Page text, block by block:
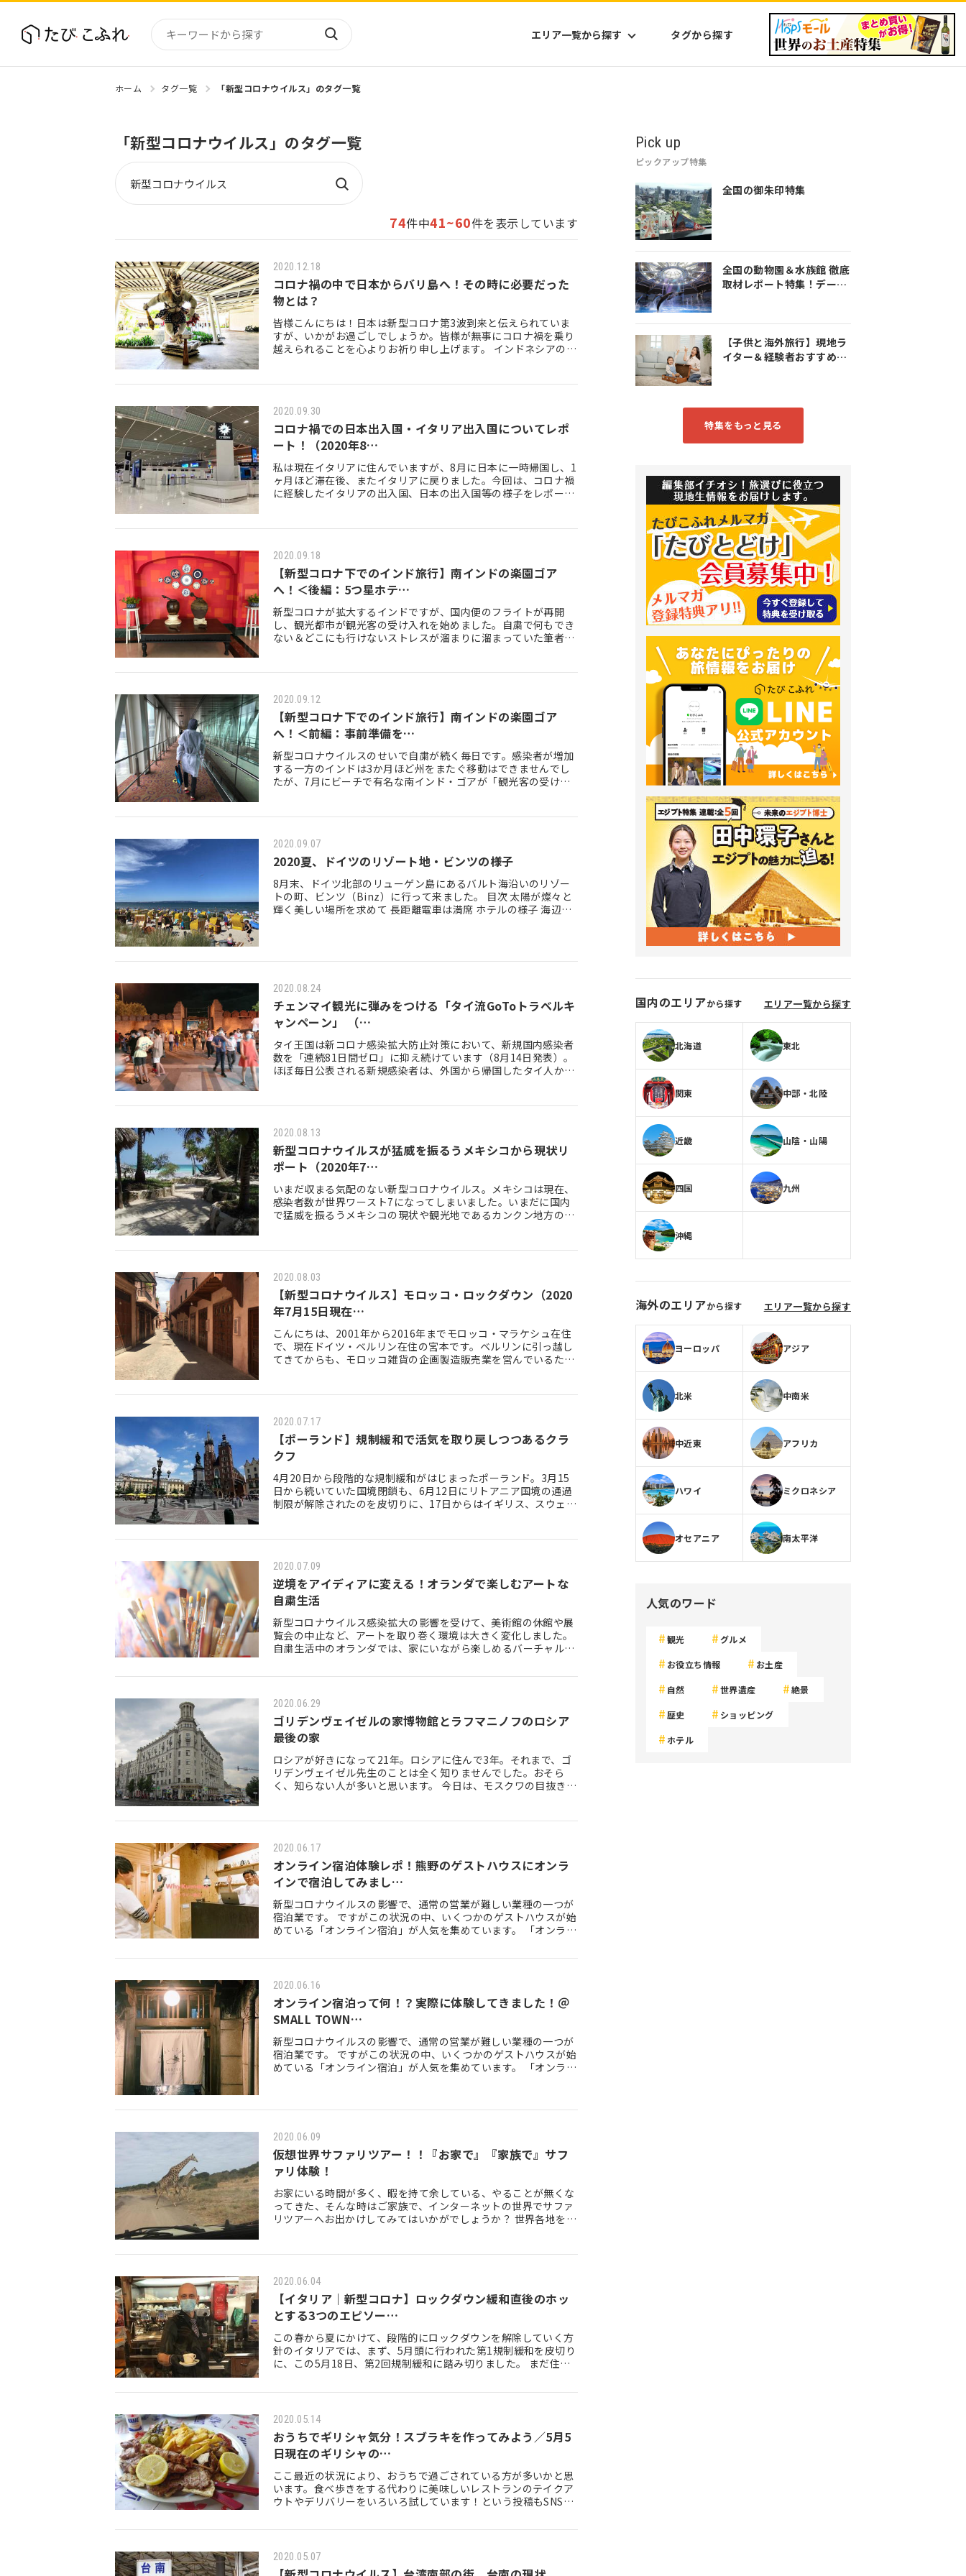
エリア一覧から探す タグから探す
東北
関東
近畿
四国
ホーム タグ一覧 「新型コロナウイルス」のタグ一覧
「新型コロナウイルス」のタグ一覧
74件中41~60件を表示しています
2020.12.18
コロナ禍の中で日本からバリ島へ！その時に必要だった
物とは？
皆様こんにちは！日本は新型コロナ第3波到来と伝えられていま
すが、いかがお過ごしでしょうか。皆様が無事にコロナ禍を乗り
越えられることを心よりお祈り申し上げます。 インドネシアの状
2020.09.30
コロナ禍での日本出入国・イタリア出入国についてレポ
ート！（2020年8…
私は現在イタリアに住んでいますが、8月に日本に一時帰国し、1
ヶ月ほど滞在後、またイタリアに戻りました。今回は、コロナ禍
に経験したイタリアの出入国、日本の出入国等の様子をレポート
2020.09.18
【新型コロナ下でのインド旅行】南インドの楽園ゴア
へ！＜後編：5つ星ホテ…
新型コロナが拡大するインドですが、国内便のフライトが再開
し、観光都市が観光客の受け入れを始めました。自粛で何もでき
ない＆どこにも行けないストレスが溜まりに溜まっていた筆者
2020.09.12
【新型コロナ下でのインド旅行】南インドの楽園ゴア
へ！＜前編：事前準備を…
新型コロナウイルスのせいで自粛が続く毎日です。感染者が増加
する一方のインドは3か月ほど州をまたぐ移動はできませんでし
たが、7月にビーチで有名な南インド・ゴアが「観光客の受け入
2020.09.07
2020夏、ドイツのリゾート地・ビンツの様子
8月末、ドイツ北部のリューゲン島にあるバルト海沿いのリゾー
トの町、ビンツ（Binz）に行って来ました。 目次 太陽が燦々と
輝く美しい場所を求めて 長距離電車は満席 ホテルの様子 海辺は
2020.08.24
チェンマイ観光に弾みをつける「タイ流GoToトラベルキ
ャンペーン」 （…
タイ王国は新コロナ感染拡大防止対策において、新規国内感染者
数を「連続81日間ゼロ」に抑え続けています（8月14日発表）。
ほぼ毎日公表される新規感染者は、外国から帰国したタイ人か、
2020.08.13
新型コロナウイルスが猛威を振るうメキシコから現状リ
ポート（2020年7…
いまだ収まる気配のない新型コロナウイルス。メキシコは現在、
感染者数が世界ワースト7になってしまいました。いまだに国内
で猛威を振るうメキシコの現状や観光地であるカンクン地方の観
2020.08.03
【新型コロナウイルス】モロッコ・ロックダウン（2020
年7月15日現在…
こんにちは、2001年から2016年までモロッコ・マラケシュ在住
で、現在ドイツ・ベルリン在住の宮本です。ベルリンに引っ越し
てきてからも、モロッコ雑貨の企画製造販売業を営んでいるた
2020.07.17
【ポーランド】規制緩和で活気を取り戻しつつあるクラ
クフ
4月20日から段階的な規制緩和がはじまったポーランド。3月15
日から続いていた国境閉鎖も、6月12日にリトアニア国境の通過
制限が解除されたのを皮切りに、17日からはイギリス、スウェー
2020.07.09
逆境をアイディアに変える！オランダで楽しむアートな
自粛生活
新型コロナウイルス感染拡大の影響を受けて、美術館の休館や展
覧会の中止など、アートを取り巻く環境は大きく変化しました。
自粛生活中のオランダでは、家にいながら楽しめるバーチャル展
2020.06.29
ゴリデンヴェイゼルの家博物館とラフマニノフのロシア
最後の家
ロシアが好きになって21年。ロシアに住んで3年。それまで、ゴ
リデンヴェイゼル先生のことは全く知りませんでした。おそら
く、知らない人が多いと思います。 今日は、モスクワの目抜き通
2020.06.17
オンライン宿泊体験レポ！熊野のゲストハウスにオンラ
インで宿泊してみまし…
新型コロナウイルスの影響で、通常の営業が難しい業種の一つが
宿泊業です。 ですがこの状況の中、いくつかのゲストハウスが始
めている「オンライン宿泊」が人気を集めています。 「オンライ
2020.06.16
オンライン宿泊って何！？実際に体験してきました！＠
SMALL TOWN…
新型コロナウイルスの影響で、通常の営業が難しい業種の一つが
宿泊業です。 ですがこの状況の中、いくつかのゲストハウスが始
めている「オンライン宿泊」が人気を集めています。 「オンライ
2020.06.09
仮想世界サファリツアー！！『お家で』『家族で』サフ
ァリ体験！
お家にいる時間が多く、暇を持て余している、やることが無くな
ってきた、そんな時はご家族で、インターネットの世界でサファ
リツアーへお出かけしてみてはいかがでしょうか？ 世界各地を飛
2020.06.04
【イタリア｜新型コロナ】ロックダウン緩和直後のホッ
とする3つのエピソー…
この春から夏にかけて、段階的にロックダウンを解除していく方
針のイタリアでは、まず、5月頭に行われた第1規制緩和を皮切り
に、この5月18日、第2回規制緩和に踏み切りました。 まだ住ん
2020.05.14
おうちでギリシャ気分！スブラキを作ってみよう／5月5
日現在のギリシャの…
ここ最近の状況により、おうちで過ごされている方が多いかと思
います。食べ歩きをする代わりに美味しいレストランのテイクア
ウトやデリバリーをいろいろ試しています！という投稿もSNSで
2020.05.07
Pick up
ピックアップ特集
全国の御朱印特集
全国の動物園＆水族館 徹底
取材レポート特集！デート
【子供と海外旅行】現地ラ
イター＆経験者おすすめス
特集をもっと見る
国内のエリアから探す エリア一覧から探す
北海道 東北
関東 中部・北陸
近畿 山陰・山陽
四国 九州
沖縄
海外のエリアから探す エリア一覧から探す
ヨーロッパ アジア
北米 中南米
中近東 アフリカ
ハワイ ミクロネシア
オセアニア 南太平洋
人気のワード
観光 グルメ
お役立ち情報 お土産
自然 世界遺産 絶景
歴史 ショッピング
ホテル